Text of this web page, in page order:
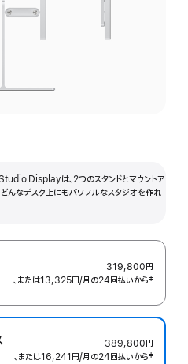
Displayは、2つのスタンドとマウントア
んなデスク上にもパワフルなスタジオを作れ
319,800円
、または13,325円/月 月
の24回払いから 脚注
‡
389,800円
、または16,241円/月 月
の24回払いから 脚注
‡